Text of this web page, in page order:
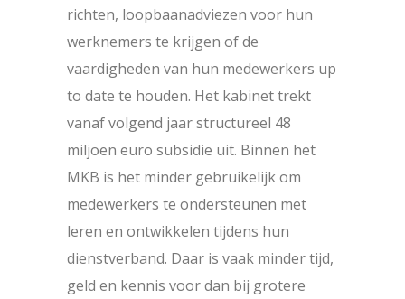
richten, loopbaanadviezen voor hun
werknemers te krijgen of de
vaardigheden van hun medewerkers up
to date te houden. Het kabinet trekt
vanaf volgend jaar structureel 48
miljoen euro subsidie uit. Binnen het
MKB is het minder gebruikelijk om
medewerkers te ondersteunen met
leren en ontwikkelen tijdens hun
dienstverband. Daar is vaak minder tijd,
geld en kennis voor dan bij grotere